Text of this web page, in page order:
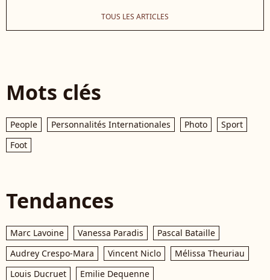
TOUS LES ARTICLES
Mots clés
People Personnalités Internationales Photo
Sport
Foot
Tendances
Marc Lavoine Vanessa Paradis
Pascal Bataille
Audrey Crespo-Mara
Vincent Niclo
Mélissa Theuriau
Louis Ducruet
Emilie Dequenne